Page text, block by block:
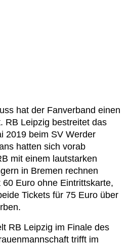
hat der Fanverband einen
RB Leipzig bestreitet das
2019 beim SV Werder
hatten sich vorab
mit einem lautstarken
in Bremen rechnen
Euro ohne Eintrittskarte,
Tickets für 75 Euro über
RB Leipzig im Finale des
trifft im